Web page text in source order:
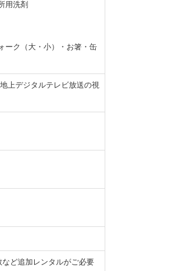
用洗剤
ーク（大・小）・お箸・缶
上デジタルテレビ放送の視
ど追加レンタルがご必要